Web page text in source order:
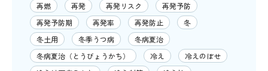
再燃
再発 再発リスク
再発予防
再発予防期
再発率 再発防止
冬
冬土用
冬季うつ病
冬病夏治
冬病夏治（とうびょうかち）
冷え
冷えのぼせ